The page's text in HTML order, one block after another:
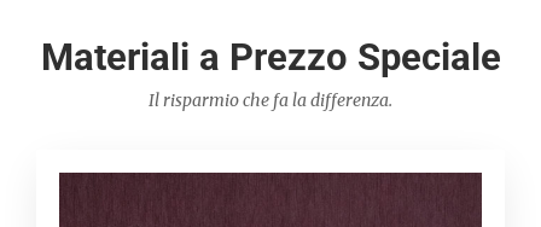
Materiali a Prezzo Speciale
Il risparmio che fa la differenza.